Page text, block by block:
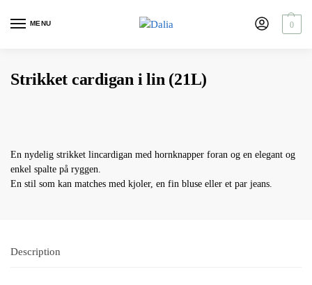
MENU 0
Strikket cardigan i lin (21L)
En nydelig strikket lincardigan med hornknapper foran og en elegant og
enkel spalte på ryggen.
En stil som kan matches med kjoler, en fin bluse eller et par jeans.
Description